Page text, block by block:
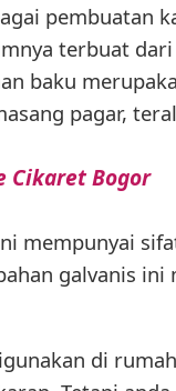
pembuatan
terbuat
baku
pagar,
Cikaret Bogor
mempunyai
galvanis
di